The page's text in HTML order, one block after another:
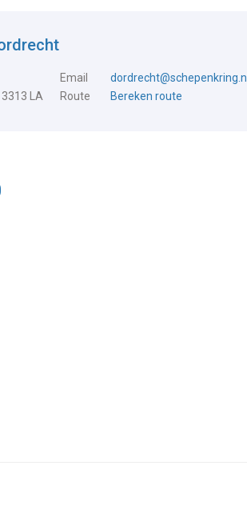
Email
dordrecht@schepenkring.nl
LA Route Bereken route